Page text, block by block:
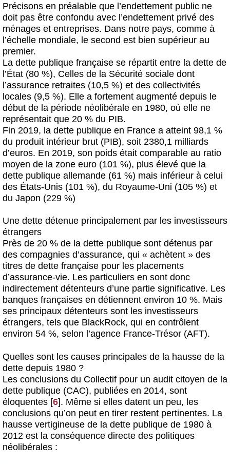
Précisons en préalable que l’endettement public ne
doit pas être confondu avec l’endettement privé des
ménages et entreprises. Dans notre pays, comme à
l’échelle mondiale, le second est bien supérieur au
premier.
La dette publique française se répartit entre la dette de
l’État (80 %), Celles de la Sécurité sociale dont
l’assurance retraites (10,5 %) et des collectivités
locales (9,5 %). Elle a fortement augmenté depuis le
début de la période néolibérale en 1980, où elle ne
représentait que 20 % du PIB.
Fin 2019, la dette publique en France a atteint 98,1 %
du produit intérieur brut (PIB), soit 2380,1 milliards
d’euros. En 2019, son poids était comparable au ratio
moyen de la zone euro (101 %), plus élevé que la
dette publique allemande (61 %) mais inférieur à celui
des États-Unis (101 %), du Royaume-Uni (105 %) et
du Japon (229 %)
Une dette détenue principalement par les investisseurs
étrangers
Près de 20 % de la dette publique sont détenus par
des compagnies d’assurance, qui « achètent » des
titres de dette française pour les placements
d’assurance-vie. Les particuliers en sont donc
indirectement détenteurs d’une partie significative. Les
banques françaises en détiennent environ 10 %. Mais
ses principaux détenteurs sont les investisseurs
étrangers, tels que BlackRock, qui en contrôlent
environ 54 %, selon l’agence France-Trésor (AFT).
Quelles sont les causes principales de la hausse de la
dette depuis 1980 ?
Les conclusions du Collectif pour un audit citoyen de la
dette publique (CAC), publiées en 2014, sont
éloquentes [6]. Même si elles datent un peu, les
conclusions qu’on peut en tirer restent pertinentes. La
hausse vertigineuse de la dette publique de 1980 à
2012 est la conséquence directe des politiques
néolibérales :